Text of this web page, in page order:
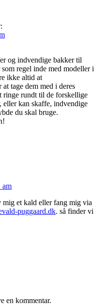
og indvendige bakker til
regel inde med modeller i
ikke altid at
tage dem med i deres
ringe rundt til de forskellige
eller kan skaffe, indvendige
du skal bruge.
am
et kald eller fang mig via
puggaard.dk. så finder vi
en kommentar.